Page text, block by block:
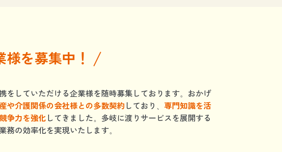
を募集中！
をしていただける企業様を随時募集しております。おかげ
や介護関係の会社様との多数契約 しており、 専門知識を活
争力を強化 してきました。多岐に渡りサービスを展開する
務の効率化を実現いたします。